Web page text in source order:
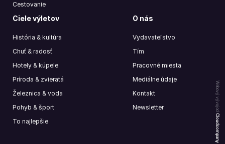
Webový vývoj od
Cloudcompany
Cestovanie
Ciele výletov
História & kultúra
Chuť & radosť
Hotely & kúpele
Príroda & zvieratá
Železnica & voda
Pohyb & šport
To najlepšie
O nás
Vydavateľstvo
Tím
Pracovné miesta
Mediálne údaje
Kontakt
Newsletter